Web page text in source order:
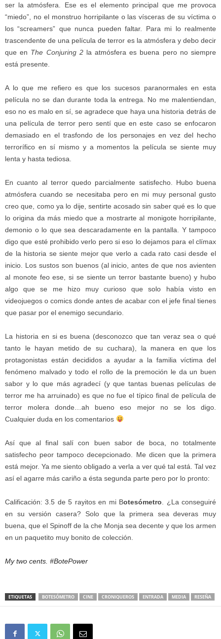
ser la atmósfera. Ese es el elemento principal que me provoca
“miedo”, no el monstruo horripilante o las vísceras de su víctima o
los “screamers” que nunca pueden faltar. Para mi lo realmente
trascendente de una película de terror es la atmósfera y debo decir
que en The Conjuring 2la atmósfera es buena pero no siempre
está presente.
A lo que me refiero es que los sucesos paranormales en esta
película no se dan durante toda la entrega. No me malentiendan,
eso no es malo en sí, se agradece que haya una historia detrás de
una película de terror pero sentí que en este caso se enfocaron
demasiado en el trasfondo de los personajes en vez del hecho
terrorífico en sí mismo y a momentos la película se siente muy
lenta y hasta tediosa.
En cuanto al terror quedo parcialmente satisfecho. Hubo buena
atmósfera cuando se necesitaba pero en mi muy personal gusto
creo que, como ya lo dije, sentirte acosado sin saber qué es lo que
lo origina da más miedo que a mostrarte al monigote horripilante,
demonio o lo que sea descaradamente en la pantalla. Y tampoco
digo que esté prohibido verlo pero si eso lo dejamos para el clímax
de la historia se siente mejor que verlo a cada rato casi desde el
inicio. Los sustos son buenos (al inicio, antes de que nos avienten
al monote feo ese, si se siente un terror bastante bueno) y hubo
algo que se me hizo muy curioso que solo había visto en
videojuegos o comics donde antes de acabar con el jefe final tienes
que pasar por el enemigo secundario.
La historia en si es buena (desconozco que tan veraz sea o qué
tanto le hayan metido de su cuchara), la manera en que los
protagonistas están decididos a ayudar a la familia víctima del
fenómeno malvado y todo el rollo de la premoción le da un buen
sabor y lo que más agradecí (y que tantas buenas películas de
terror me ha arruinado) es que no fue el típico final de película de
terror molera donde…ah bueno eso mejor no se los digo.
Cualquier duda en los comentarios
Así que al final salí con buen sabor de boca, no totalmente
satisfecho peor tampoco decepcionado. Me dicen que la primera
está mejor. Ya me siento obligado a verla a ver qué tal está. Tal vez
así el agarre más cariño a ésta segunda parte pero por lo pronto:
Calificación: 3.5 de 5 rayitos en mi Botesómetro . ¿La conseguiré
en su versión casera? Solo que la primera sea deveras muy
buena, que el Spinoff de la che Monja sea decente y que los armen
en un paquetito muy bonito de colección.
My two cents. #BotePower
ETIQUETAS BOTESÓMETRO CINE CRONIQUEROS ENTRADA MEDIA RESEÑA